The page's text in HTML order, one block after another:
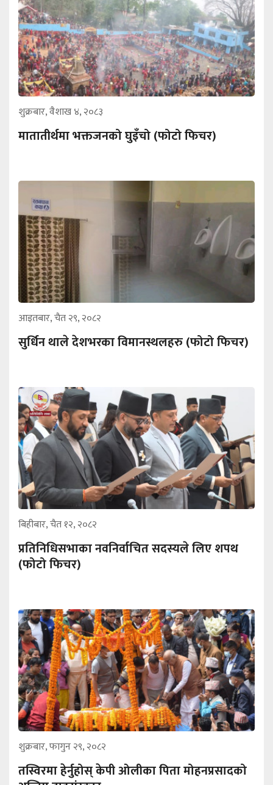
शुक्रबार, वैशाख ४, २०८३
मातातीर्थमा भक्तजनको घुइँचो (फोटो फिचर)
आइतबार, चैत २९, २०८२
सुर्धिन थाले देशभरका विमानस्थलहरु (फोटो फिचर)
बिहीबार, चैत १२, २०८२
प्रतिनिधिसभाका नवनिर्वाचित सदस्यले लिए शपथ
‍‌(फोटो फिचर)
शुक्रबार, फागुन २९, २०८२
तस्विरमा हेर्नुहोस् केपी ओलीका पिता मोहनप्रसादको